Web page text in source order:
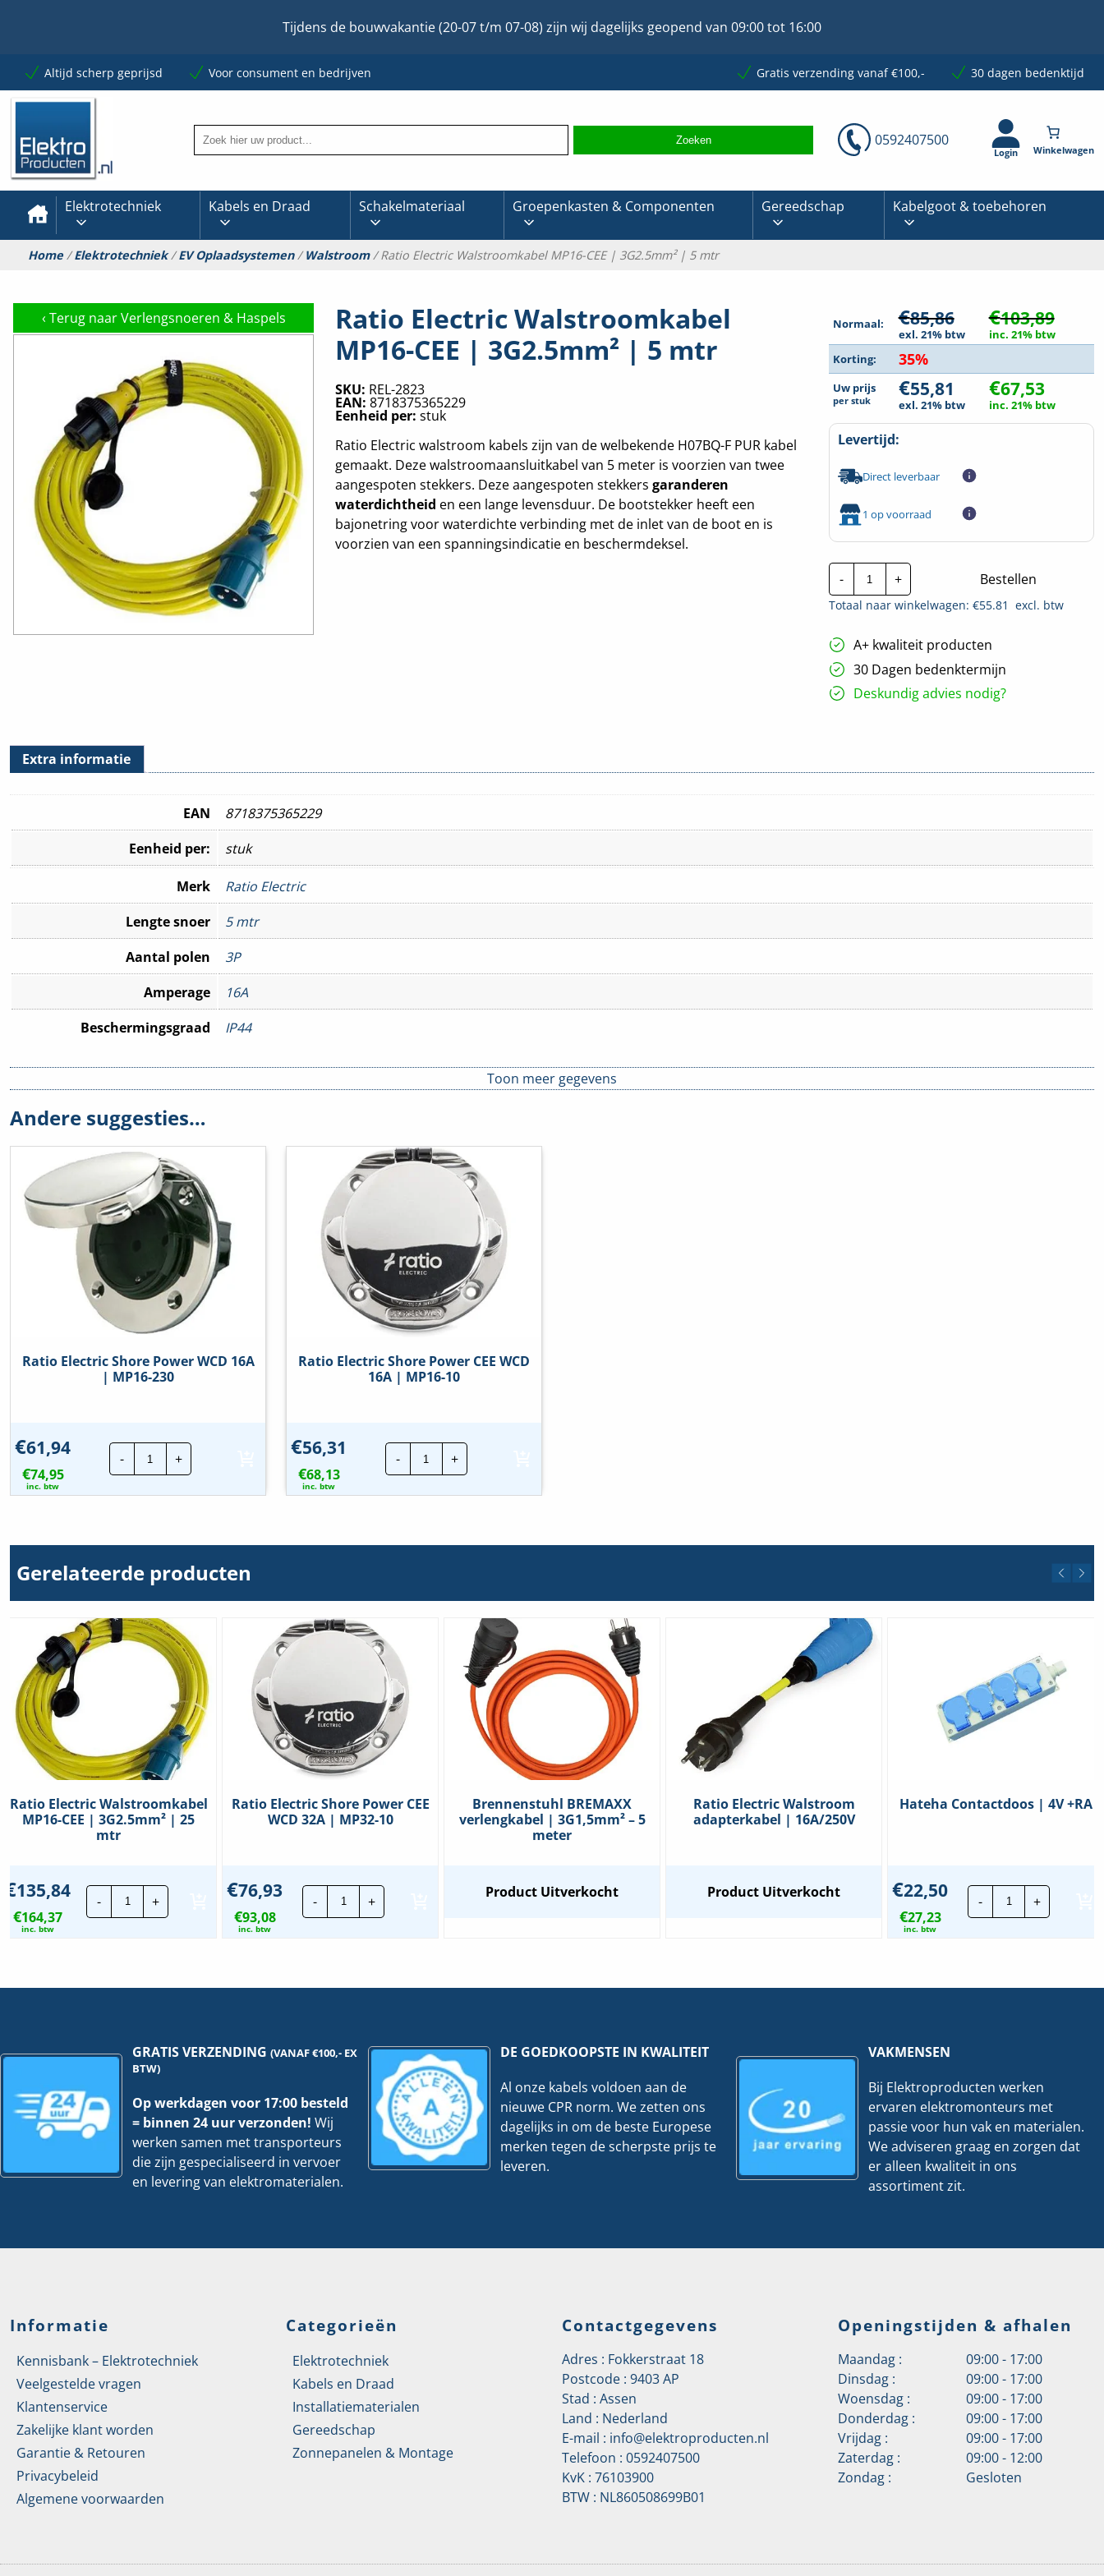
Tijdens de bouwvakantie (20-07 t/m 07-08) zijn wij dagelijks geopend van 09:00 tot 16:00
Altijd scherp geprijsd Voor consument en bedrijven Gratis verzending vanaf €100,- 30 dagen bedenktijd
0592407500
Login
Elektrotechniek Kabels en Draad Schakelmateriaal Groepenkasten & Componenten Gereedschap Kabelgoot & toebehoren
Home/Elektrotechniek/EV Oplaadsystemen/Walstroom/ Ratio Electric Walstroomkabel MP16-CEE | 3G2.5mm² | 5 mtr
‹ Terug naar Verlengsnoeren & Haspels
Ratio Electric Walstroomkabel
MP16-CEE | 3G2.5mm² | 5 mtr
SKU: REL-2823
EAN: 8718375365229
Eenheid per: stuk
Ratio Electric walstroom kabels zijn van de welbekende H07BQ-F PUR kabel
gemaakt. Deze walstroomaansluitkabel van 5 meter is voorzien van twee
aangespoten stekkers. Deze aangespoten stekkers garanderen
waterdichtheid en een lange levensduur. De bootstekker heeft een
bajonetring voor waterdichte verbinding met de inlet van de boot en is
voorzien van een spanningsindicatie en beschermdeksel.
Normaal: €85,86
exl. 21% btw
€103,89
inc. 21% btw
Korting:
35%
Uw prijs
per stuk €55,81
exl. 21% btw
€67,53
inc. 21% btw
Levertijd:
Direct leverbaar
1 op voorraad
-
Ratio
Electric
Walstroomkabel
MP16-
|
3G2.5mm²
|
5
mtr
hoeveelheid
+ Bestellen
Totaal naar winkelwagen: €55.81 excl. btw
A+ kwaliteit producten
30 Dagen bedenktermijn
Deskundig advies nodig?
Extra informatie
EAN
8718375365229
Eenheid per:
stuk
Merk
Ratio Electric
Lengte snoer
5 mtr
Aantal polen
3P
Amperage
16A
Beschermingsgraad
IP44
Toon meer gegevens
Andere suggesties…
Ratio Electric Shore Power WCD 16A
| MP16-230
€61,94
€74,95
inc. btw
-
Ratio
Electric
Shore
WCD
hoeveelheid
+
Ratio Electric Shore Power CEE WCD
16A | MP16-10
€56,31
€68,13
inc. btw
-
Ratio
Electric
Shore
CEE
+
Gerelateerde producten
Ratio Electric Walstroomkabel
MP16-CEE | 3G2.5mm² | 25
mtr
€135,84
€164,37
inc. btw
-
Ratio
Electric
Walstroomkabel
+
Ratio Electric Shore Power CEE
WCD 32A | MP32-10
€76,93
€93,08
inc. btw
-
Ratio
Electric
Shore
+
Brennenstuhl BREMAXX
verlengkabel | 3G1,5mm² – 5
meter
Product Uitverkocht
Ratio Electric Walstroom
adapterkabel | 16A/250V
Product Uitverkocht
Hateha Contactdoos | 4V +RA
€22,50
€27,23
inc. btw
-
Hateha
Contactdoos
|
+
GRATIS VERZENDING(VANAF €100,- EX
BTW)
Op werkdagen voor 17:00 besteld
= binnen 24 uur verzonden! Wij
werken samen met transporteurs
die zijn gespecialiseerd in vervoer
en levering van elektromaterialen.
DE GOEDKOOPSTE IN KWALITEIT
Al onze kabels voldoen aan de
nieuwe CPR norm. We zetten ons
dagelijks in om de beste Europese
merken tegen de scherpste prijs te
leveren.
VAKMENSEN
Bij Elektroproducten werken
ervaren elektromonteurs met
passie voor hun vak en materialen.
We adviseren graag en zorgen dat
er alleen kwaliteit in ons
assortiment zit.
Informatie
Kennisbank – Elektrotechniek
Veelgestelde vragen
Klantenservice
Zakelijke klant worden
Garantie & Retouren
Privacybeleid
Algemene voorwaarden
Categorieën
Elektrotechniek
Kabels en Draad
Installatiematerialen
Gereedschap
Zonnepanelen & Montage
Contactgegevens
Adres : Fokkerstraat 18
Postcode : 9403 AP
Stad : Assen
Land : Nederland
E-mail : info@elektroproducten.nl
Telefoon : 0592407500
KvK : 76103900
BTW : NL860508699B01
Openingstijden & afhalen
Maandag :
09:00 - 17:00
Dinsdag :
09:00 - 17:00
Woensdag :
09:00 - 17:00
Donderdag :
09:00 - 17:00
Vrijdag :
09:00 - 17:00
Zaterdag :
09:00 - 12:00
Zondag :
Gesloten